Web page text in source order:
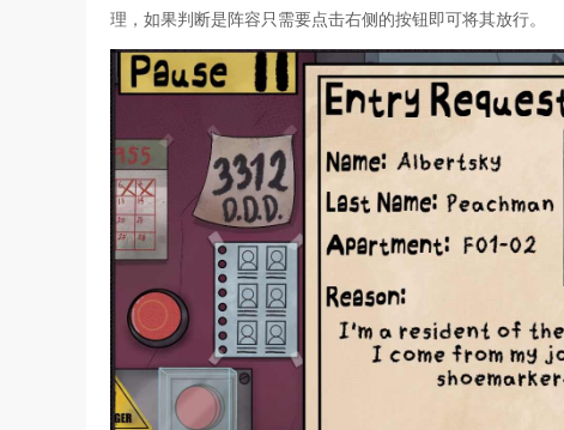
理，如果判断是阵容只需要点击右侧的按钮即可将其放行。